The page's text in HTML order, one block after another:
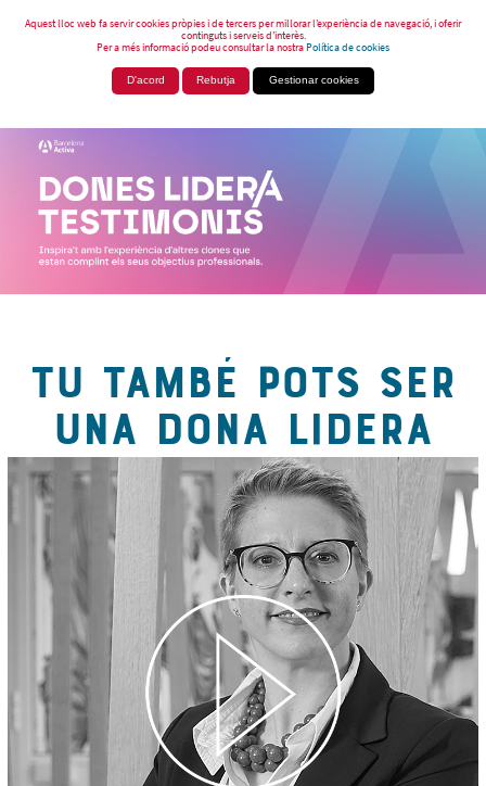
Aquest lloc web fa servir cookies pròpies i de tercers per millorar l’experiència de navegació, i oferir
continguts i serveis d’interès.
Per a més informació podeu consultar la nostraPolítica de cookies
D'acord Rebutja Gestionar cookies
TU TAMBÉ POTS SER
UNA DONA LIDERA